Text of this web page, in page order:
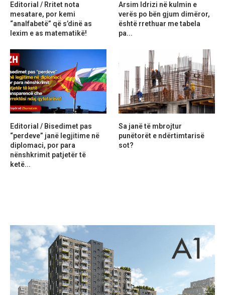
Editorial / Rritet nota
mesatare, por kemi
“analfabetë” që s’dinë as
lexim e as matematikë!
Arsim Idrizi në kulmin e
verës po bën gjum dimëror,
është rrethuar me tabela
pa...
Editorial / Bisedimet pas
“perdeve” janë legjitime në
diplomaci, por para
nënshkrimit patjetër të
ketë...
Sa janë të mbrojtur
punëtorët e ndërtimtarisë
sot?